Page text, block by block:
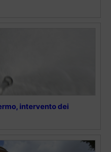
intervento dei